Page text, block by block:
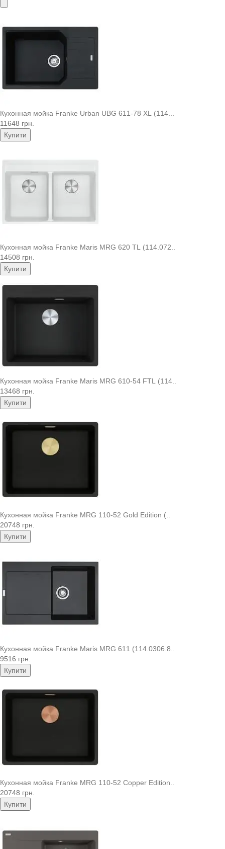
Кухонная мойка Franke Urban UBG 611-78 XL (114...
11648 грн.
Купити
Кухонная мойка Franke Maris MRG 620 TL (114.072..
14508 грн.
Купити
Кухонная мойка Franke Maris MRG 610-54 FTL (114..
13468 грн.
Купити
Кухонная мойка Franke MRG 110-52 Gold Edition (..
20748 грн.
Купити
Кухонная мойка Franke Maris MRG 611 (114.0306.8..
9516 грн.
Купити
Кухонная мойка Franke MRG 110-52 Copper Edition..
20748 грн.
Купити